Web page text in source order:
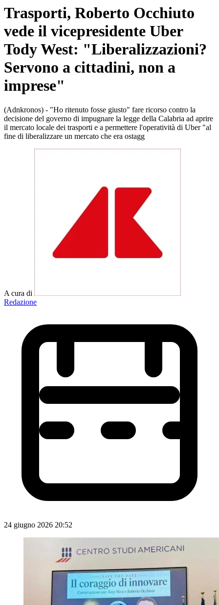
Trasporti, Roberto Occhiuto
vede il vicepresidente Uber
Tody West: "Liberalizzazioni?
Servono a cittadini, non a
imprese"
(Adnkronos) - "Ho ritenuto fosse giusto" fare ricorso contro la
decisione del governo di impugnare la legge della Calabria ad aprire
il mercato locale dei trasporti e a permettere l'operatività di Uber "al
fine di liberalizzare un mercato che era ostagg
A cura di
Redazione
24 giugno 2026 20:52